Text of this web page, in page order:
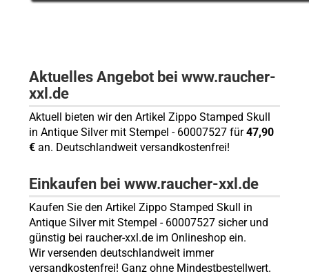
Aktuelles Angebot bei www.raucher-
xxl.de
Aktuell bieten wir den Artikel Zippo Stamped Skull
in Antique Silver mit Stempel - 60007527 für47,90
€an. Deutschlandweit versandkostenfrei!
Einkaufen bei www.raucher-xxl.de
Kaufen Sie den Artikel Zippo Stamped Skull in
Antique Silver mit Stempel - 60007527 sicher und
günstig bei raucher-xxl.de im Onlineshop ein.
Wir versenden deutschlandweit immer
versandkostenfrei! Ganz ohne Mindestbestellwert.